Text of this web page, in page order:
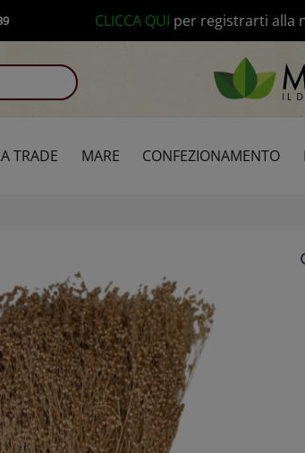
CLICCA QUI per registrarti alla
TRADE MARE CONFEZIONAMENTO